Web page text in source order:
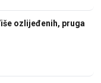
ozlijeđenih, pruga